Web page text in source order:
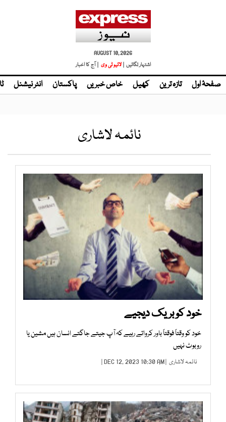
AUGUST 10, 2026
اشتہار لگائیں | لائیو ٹی وی | آج کا اخبار
صفحۂ اول تازہ ترین کھیل خاص خبریں پاکستان انٹر نیشنل
نائمہ لاشاری
خود کو بریک دیجیے
خود کو وقتاً فوقتاً باور کرواتے رہیے کہ آپ جیتے جاگتے انسان ہیں مشین یا
روبوٹ نہیں
نائمہ لاشاری | DEC 12, 2023 10:30 AM |